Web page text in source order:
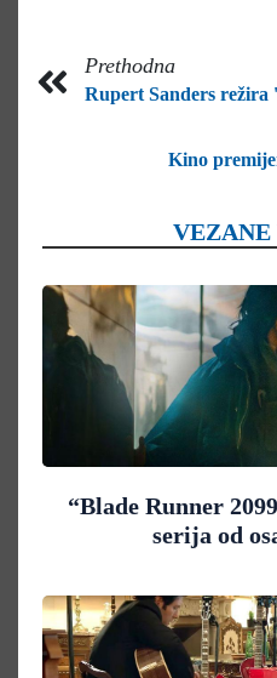
Prethodna
Rupert Sanders režira
Kino
“Blade Runner
serija od